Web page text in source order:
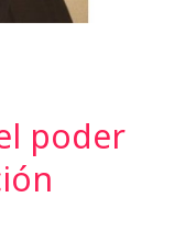
poder